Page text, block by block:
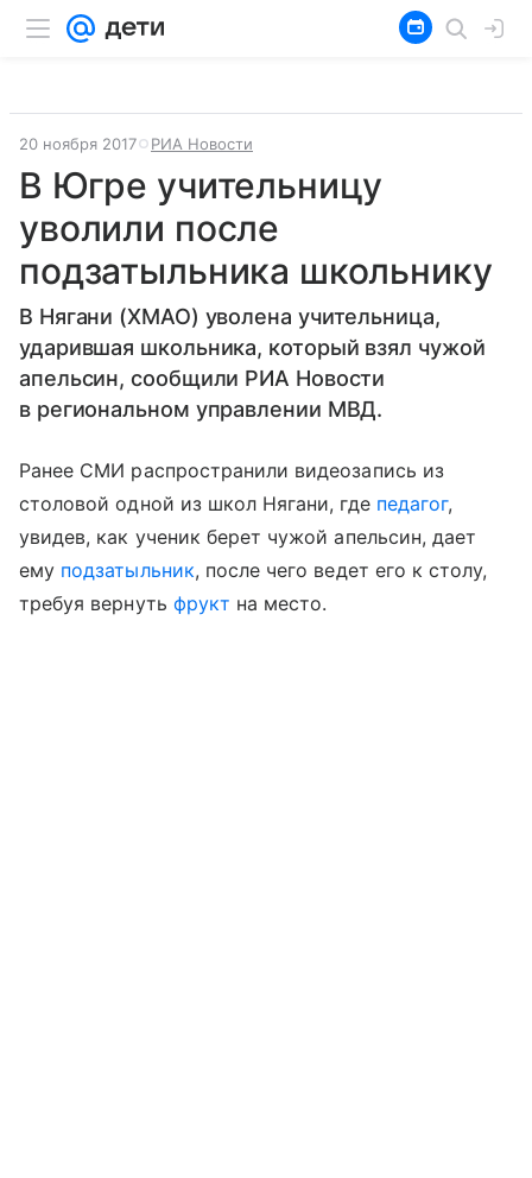
20 ноября 2017 РИА Новости
В Югре учительницу
уволили после
подзатыльника школьнику
В Нягани (ХМАО) уволена учительница,
ударившая школьника, который взял чужой
апельсин, сообщили РИА Новости
в региональном управлении МВД.
Ранее СМИ распространили видеозапись из
столовой одной из школ Нягани, где педагог,
увидев, как ученик берет чужой апельсин, дает
ему подзатыльник, после чего ведет его к столу,
требуя вернуть фрукт на место.